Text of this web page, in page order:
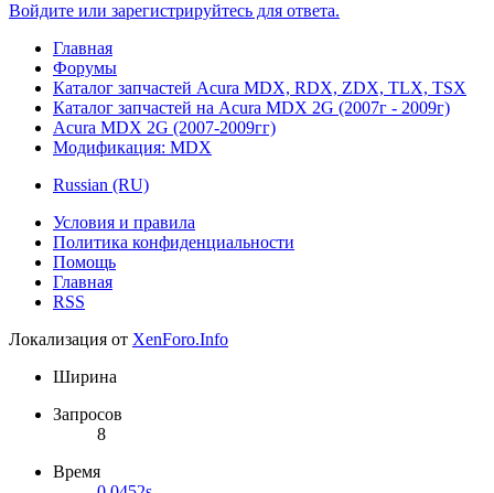
Войдите или зарегистрируйтесь для ответа.
Главная
Форумы
Каталог запчастей Acura MDX, RDX, ZDX, TLX, TSX
Каталог запчастей на Acura MDX 2G (2007г - 2009г)
Acura MDX 2G (2007-2009гг)
Модификация: MDX
Russian (RU)
Условия и правила
Политика конфиденциальности
Помощь
Главная
RSS
Локализация от XenForo.Info
Ширина
Запросов
8
Время